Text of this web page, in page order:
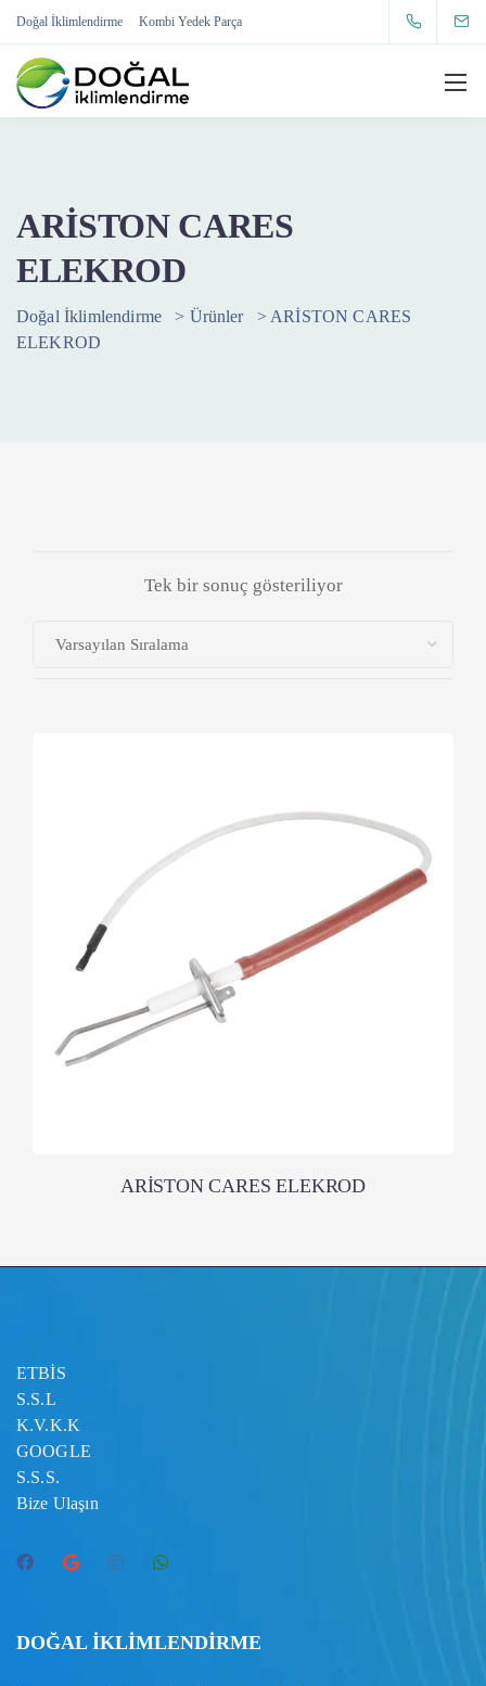
Doğal İklimlendirme Kombi Yedek Parça
ARİSTON CARES
ELEKROD
Doğal İklimlendirme > Ürünler > ARİSTON CARES
ELEKROD
Tek bir sonuç gösteriliyor
ARİSTON CARES ELEKROD
ETBİS
S.S.L
K.V.K.K
GOOGLE
S.S.S.
Bize Ulaşın
DOĞAL İKLİMLENDİRME